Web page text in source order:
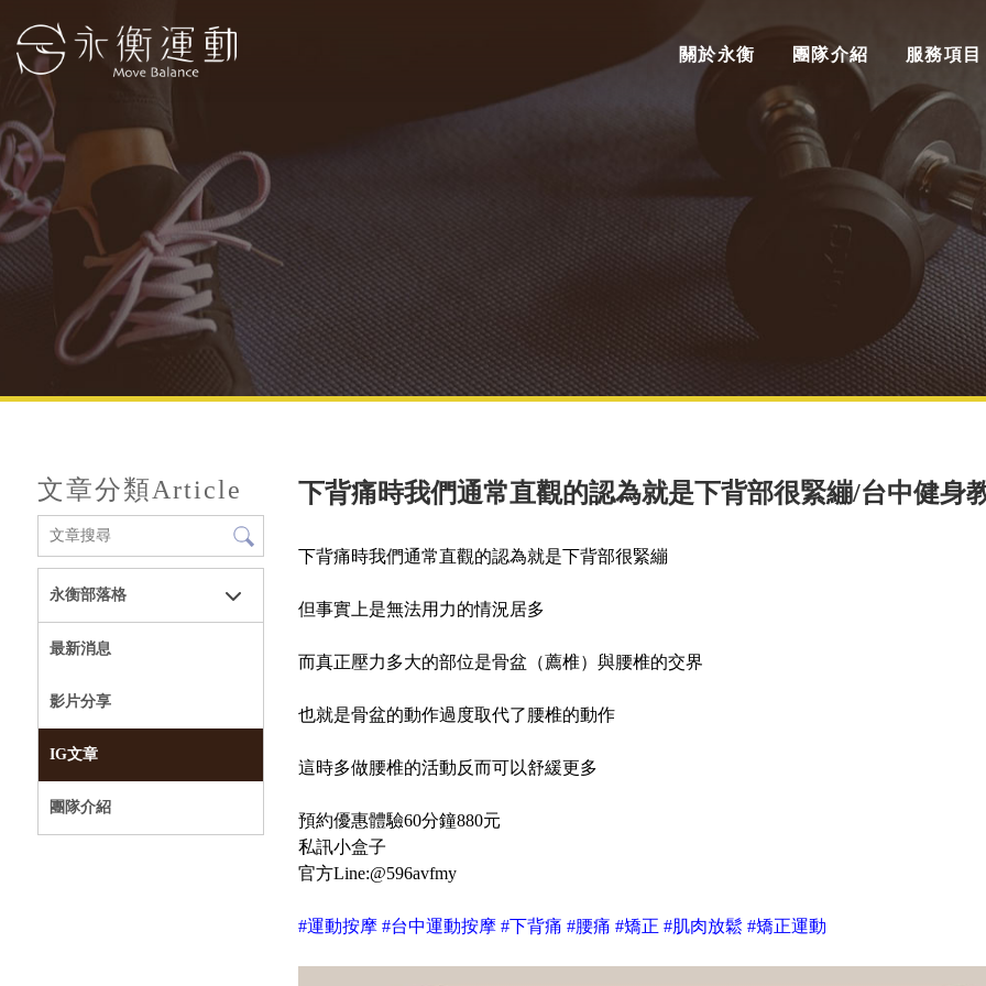
關於永衡 團隊介紹 服務項目
文章分類Article
永衡部落格
最新消息
影片分享
IG文章
團隊介紹
下背痛時我們通常直觀的認為就是下背部很緊繃/台中健身
下背痛時我們通常直觀的認為就是下背部很緊繃
但事實上是無法用力的情況居多
而真正壓力多大的部位是骨盆（薦椎）與腰椎的交界
也就是骨盆的動作過度取代了腰椎的動作
這時多做腰椎的活動反而可以舒緩更多
預約優惠體驗60分鐘880元
私訊小盒子
官方Line:@596avfmy
#運動按摩 #台中運動按摩 #下背痛 #腰痛 #矯正 #肌肉放鬆 #矯正運動